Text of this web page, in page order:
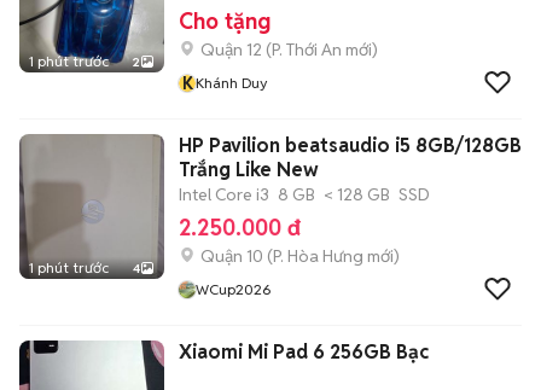
1 phút trước 2
Cho tặng
Quận 12 (P. Thới An mới)
KKhánh Duy
1 phút trước 4
HP Pavilion beatsaudio i5 8GB/128GB
Trắng Like New
Intel Core i3 8 GB < 128 GB SSD
2.250.000 đ
Quận 10 (P. Hòa Hưng mới)
WCup2026
Xiaomi Mi Pad 6 256GB Bạc